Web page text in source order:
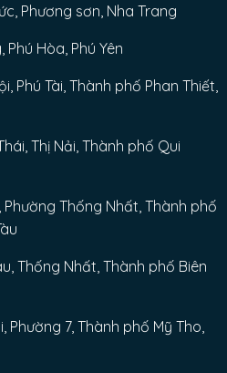
Phương sơn, Nha Trang
Phú Hòa, Phú Yên
Phú Tài, Thành phố Phan Thiết,
Thị Nải, Thành phố Qui
Phường Thống Nhất, Thành phố
Thống Nhất, Thành phố Biên
Phường 7, Thành phố Mỹ Tho,